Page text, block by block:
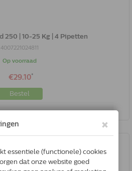
250 | 10-25 Kg | 4 Pipetten
4007221024811
Op voorraad
€29.10*
Bestel